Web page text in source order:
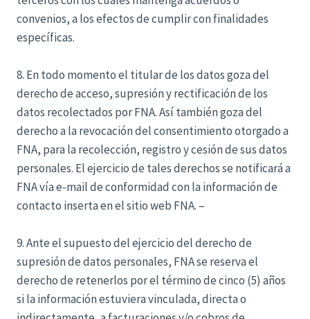
convenios, a los efectos de cumplir con finalidades
específicas.
8. En todo momento el titular de los datos goza del
derecho de acceso, supresión y rectificación de los
datos recolectados por FNA. Así también goza del
derecho a la revocación del consentimiento otorgado a
FNA, para la recolección, registro y cesión de sus datos
personales. El ejercicio de tales derechos se notificará a
FNA vía e-mail de conformidad con la información de
contacto inserta en el sitio web FNA. –
9. Ante el supuesto del ejercicio del derecho de
supresión de datos personales, FNA se reserva el
derecho de retenerlos por el término de cinco (5) años
si la información estuviera vinculada, directa o